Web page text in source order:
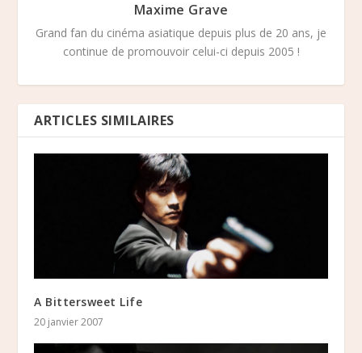
Maxime Grave
Grand fan du cinéma asiatique depuis plus de 20 ans, je
continue de promouvoir celui-ci depuis 2005 !
ARTICLES SIMILAIRES
A Bittersweet Life
20 janvier 2007